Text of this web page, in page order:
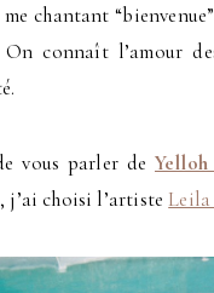
chantant
connaît l’amour
vous parler de
j’ai choisi l’artiste